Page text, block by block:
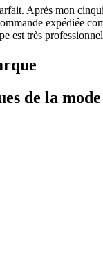
Après mon
expédiée
est très
de la mode